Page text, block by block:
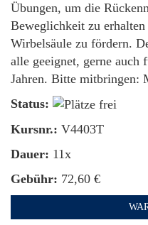
Übungen, um die
Beweglichkeit zu
Wirbelsäule zu fördern.
alle geeignet, gerne auch
Jahren. Bitte mitbringen:
Status:
Kursnr.: V4403T
Dauer: 11x
Gebühr: 72,60 €